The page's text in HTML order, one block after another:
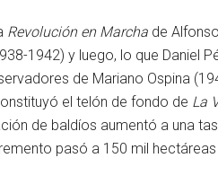
Revolución en Marcha de
1942) y luego, lo que Daniel
de Mariano Ospina
el telón de fondo de La
de baldíos aumentó a una
pasó a 150 mil